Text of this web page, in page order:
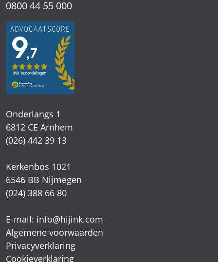
Onderlangs 1
6812 CE Arnhem
(026) 442 39 13
6546 BB Nijmegen
(024) 388 66 80
Algemene voorwaarden
Privacyverklaring
Cookieverklaring
Letselschade Advocaat Arnhem
Letselschade Advocaat Nijmegen